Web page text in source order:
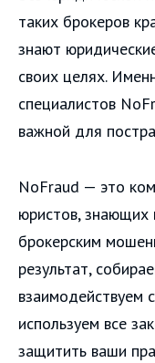
таких брокеров
знают
своих целях.
специалистов
важной для
NoFraud — это
юристов, знающих
брокерским
результат,
взаимодействуем
используем все
защитить ваши